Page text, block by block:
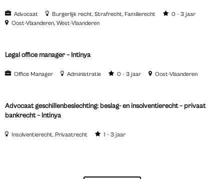
Advocaat Burgerlijk recht Strafrecht Familierecht
0 - 3 jaar
Oost-Vlaanderen West-Vlaanderen
Legal office manager – Intinya
Office Manager Administratie 0 - 3 jaar Oost-Vlaanderen
Advocaat geschillenbeslechting: beslag- en insolventierecht – privaat
bankrecht – Intinya
Insolventierecht Privaatrecht 1 - 3 jaar